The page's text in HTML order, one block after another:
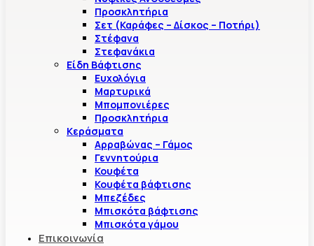
Προσκλητήρια
Σετ (Καράφες – Δίσκος – Ποτήρι)
Στέφανα
Στεφανάκια
Είδη Βάφτισης
Ευχολόγια
Μαρτυρικά
Μπομπονιέρες
Προσκλητήρια
Κεράσματα
Αρραβώνας – Γάμος
Γεννητούρια
Κουφέτα
Κουφέτα βάφτισης
Μπεζέδες
Μπισκότα βάφτισης
Μπισκότα γάμου
Επικοινωνία